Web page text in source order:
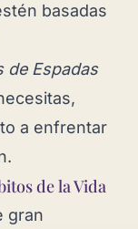
basadas
de Espadas
a enfrentar
de la Vida
gran